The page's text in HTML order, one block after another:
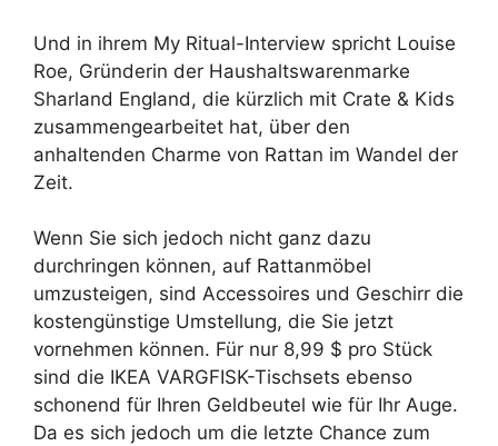
Und in ihrem My Ritual-Interview spricht Louise
Roe, Gründerin der Haushaltswarenmarke
Sharland England, die kürzlich mit Crate & Kids
zusammengearbeitet hat, über den
anhaltenden Charme von Rattan im Wandel der
Zeit.
Wenn Sie sich jedoch nicht ganz dazu
durchringen können, auf Rattanmöbel
umzusteigen, sind Accessoires und Geschirr die
kostengünstige Umstellung, die Sie jetzt
vornehmen können. Für nur 8,99 $ pro Stück
sind die IKEA VARGFISK-Tischsets ebenso
schonend für Ihren Geldbeutel wie für Ihr Auge.
Da es sich jedoch um die letzte Chance zum